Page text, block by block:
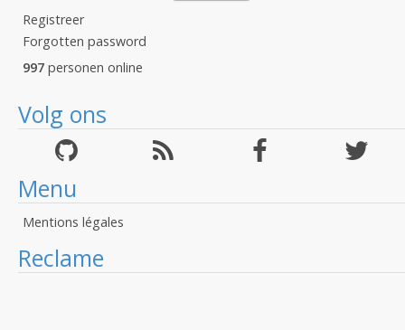
Registreer
Forgotten password
997 personen online
Volg ons
Menu
Mentions légales
Reclame